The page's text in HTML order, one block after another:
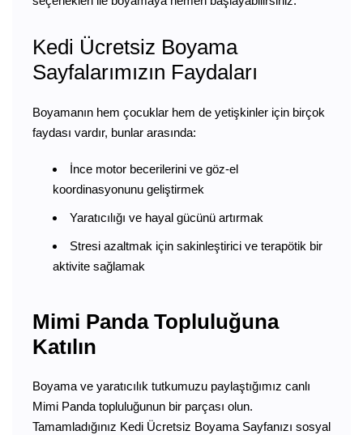
Kedi Ücretsiz Boyama
Sayfalarımızın Faydaları
Boyamanın hem çocuklar hem de yetişkinler için birçok
faydası vardır, bunlar arasında:
İnce motor becerilerini ve göz-el
koordinasyonunu geliştirmek
Yaratıcılığı ve hayal gücünü artırmak
Stresi azaltmak için sakinleştirici ve terapötik bir
aktivite sağlamak
Mimi Panda Topluluğuna
Katılın
Boyama ve yaratıcılık tutkumuzu paylaştığımız canlı
Mimi Panda topluluğunun bir parçası olun.
Tamamladığınız Kedi Ücretsiz Boyama Sayfanızı sosyal